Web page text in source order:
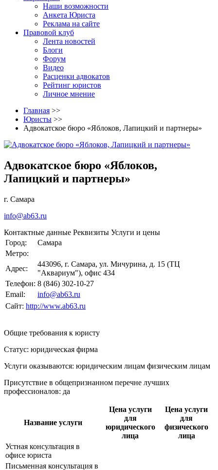
Наши возможности
Анкета Юриста
Реклама на сайте
Правовой клуб
Лента новостей
Блоги
Форум
Видео
Расценки адвокатов
Рейтинг юристов
Личное мнение
Главная >>
Юристы >>
Адвокатское бюро «Яблоков, Лапицкий и партнеры»
Адвокатское бюро «Яблоков,
Лапицкий и партнеры»
г. Самара
info@ab63.ru
Контактные данные Реквизиты Услуги и цены
Город:
Самара
Метро:
Адрес:
443096, г. Самара, ул. Мичурина, д. 15 (ТЦ
"Аквариум"), офис 434
Телефон: 8 (846) 302-10-27
Email:
info@ab63.ru
Сайт: http://www.ab63.ru
Общие требования к юристу
Статус: юридическая фирма
Услуги оказываются: юридическим лицам физическим лицам
Присутствие в общепризнанном перечне лучших
профессионалов: да
Название услуги
Цена услуги
для
юридического
лица
Цена услуги
для
физического
лица
Устная консультация в
офисе юриста
Письменная консультация в